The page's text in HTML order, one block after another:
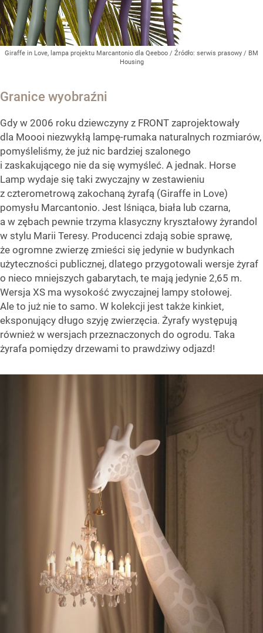
Giraffe in Love, lampa projektu Marcantonio dla Qeeboo / Źródło: serwis prasowy / BM
Housing
Granice wyobraźni
Gdy w 2006 roku dziewczyny z FRONT zaprojektowały
dla Moooi niezwykłą lampę-rumaka naturalnych rozmiarów,
pomyśleliśmy, że już nic bardziej szalonego
i zaskakującego nie da się wymyśleć. A jednak. Horse
Lamp wydaje się taki zwyczajny w zestawieniu
z czterometrową zakochaną żyrafą (Giraffe in Love)
pomysłu Marcantonio. Jest lśniąca, biała lub czarna,
a w zębach pewnie trzyma klasyczny kryształowy żyrandol
w stylu Marii Teresy. Producenci zdają sobie sprawę,
że ogromne zwierzę zmieści się jedynie w budynkach
użyteczności publicznej, dlatego przygotowali wersje żyraf
o nieco mniejszych gabarytach, te mają jedynie 2,65 m.
Wersja XS ma wysokość zwyczajnej lampy stołowej.
Ale to już nie to samo. W kolekcji jest także kinkiet,
eksponujący długo szyję zwierzęcia. Żyrafy występują
również w wersjach przeznaczonych do ogrodu. Taka
żyrafa pomiędzy drzewami to prawdziwy odjazd!